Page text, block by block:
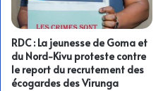
RDC : La jeunesse de Goma et
du Nord-Kivu proteste contre
le report du recrutement des
écogardes des Virunga